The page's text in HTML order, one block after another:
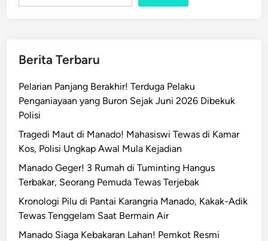
Berita Terbaru
Pelarian Panjang Berakhir! Terduga Pelaku
Penganiayaan yang Buron Sejak Juni 2026 Dibekuk
Polisi
Tragedi Maut di Manado! Mahasiswi Tewas di Kamar
Kos, Polisi Ungkap Awal Mula Kejadian
Manado Geger! 3 Rumah di Tuminting Hangus
Terbakar, Seorang Pemuda Tewas Terjebak
Kronologi Pilu di Pantai Karangria Manado, Kakak-Adik
Tewas Tenggelam Saat Bermain Air
Manado Siaga Kebakaran Lahan! Pemkot Resmi